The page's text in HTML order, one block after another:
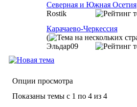
Северная и Южная Осетия
Rostik
Карачаево-Черкессия
(
Эльдар09
Опции просмотра
Показаны темы с 1 по 4 из 4